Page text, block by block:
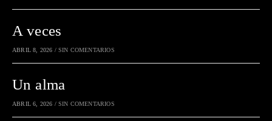
A veces
ABRIL 8, 2026 / SIN COMENTARIOS
Un alma
ABRIL 6, 2026 / SIN COMENTARIOS